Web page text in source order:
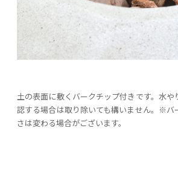
土の表面に敷くバークチップ付きです。水
認する場合は取り除いても構いません。※バ
さは変わる場合がございます。